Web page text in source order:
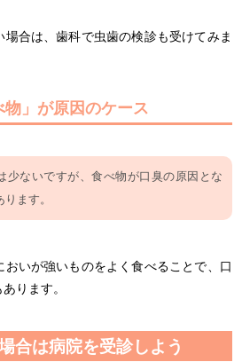
合は、歯科で虫歯の検診も受けてみま
物」が原因のケース
少ないですが、食べ物が口臭の原因とな
ます。
おいが強いものをよく食べることで、口
ります。
合は病院を受診しよう